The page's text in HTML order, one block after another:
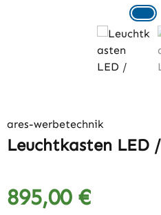
ares-werbetechnik
Leuchtkasten LED
Regulärer Preis:
895,00 €